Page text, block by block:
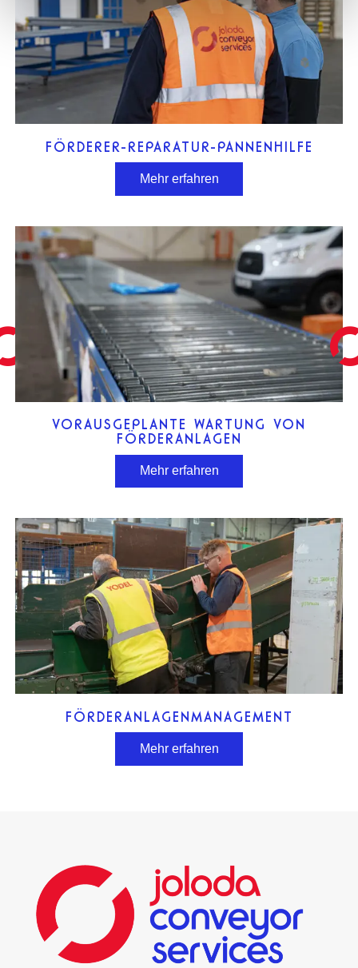
FÖRDERER-REPARATUR-PANNENHILFE
Mehr erfahren
VORAUSGEPLANTE WARTUNG VON
FÖRDERANLAGEN
Mehr erfahren
FÖRDERANLAGENMANAGEMENT
Mehr erfahren